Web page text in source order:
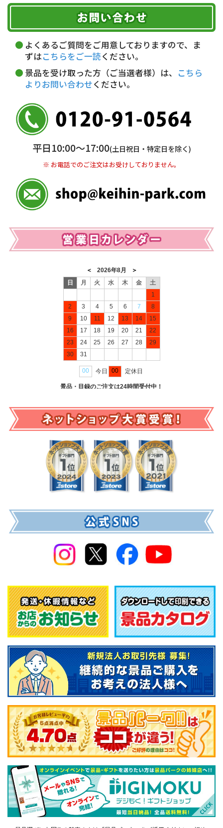
お届け可能時間帯
午前中 14～16時
16～18時
18～20時
19～21時 指定なし
代金引換(現金のみ)
5,000円未満…330円(税込)
銀行振込(前払い)
普通 7263489
＜口座名＞ カ）ディースタイル
※ 振込み手数料お客様ご負担。
期限を含むルール（条件）や、お客様にご負担い
ただく費用がございます。
詳しくはこちら▶
よくあるご質問をご用意しておりますので、ま
ずはこちらをご一読ください。
景品を受け取った方（ご当選者様）は、 こちら
よりお問い合わせください。
平日10:00〜17:00(土日祝日・特定日を除く)
※ お電話でのご注文はお受けしておりません。